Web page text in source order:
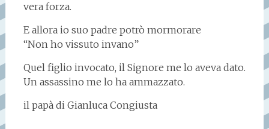
vera forza.
E allora io suo padre potrò mormorare
“Non ho vissuto invano”
Quel figlio invocato, il Signore me lo aveva dato.
Un assassino me lo ha ammazzato.
il papà di Gianluca Congiusta